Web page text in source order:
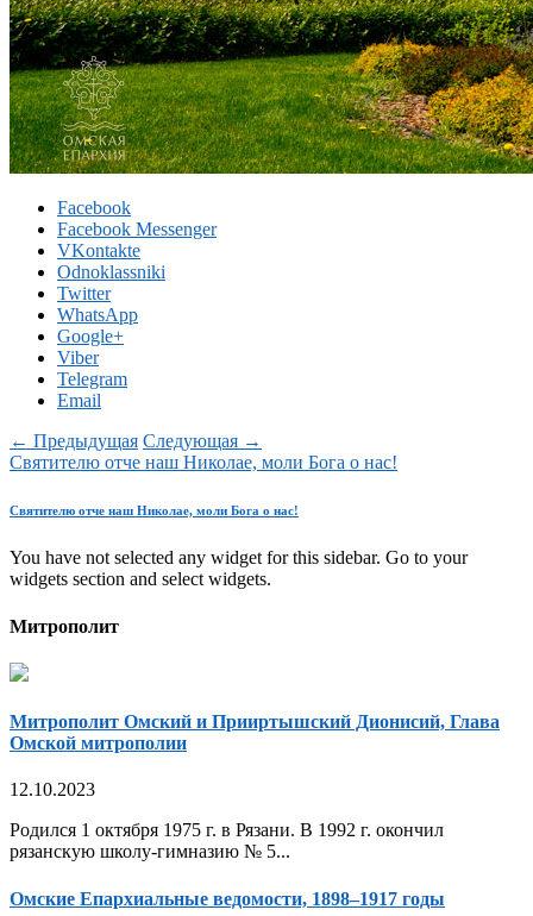
Facebook
Facebook Messenger
VKontakte
Odnoklassniki
Twitter
WhatsApp
Google+
Viber
Telegram
Email
← Предыдущая Следующая →
Святителю отче наш Николае, моли Бога о нас!
Святителю отче наш Николае, моли Бога о нас!
You have not selected any widget for this sidebar. Go to your
widgets section and select widgets.
Митрополит
Митрополит Омский и Прииртышский Дионисий, Глава
Омской митрополии
12.10.2023
Родился 1 октября 1975 г. в Рязани. В 1992 г. окончил
рязанскую школу-гимназию № 5...
Омские Епархиальные ведомости, 1898–1917 годы